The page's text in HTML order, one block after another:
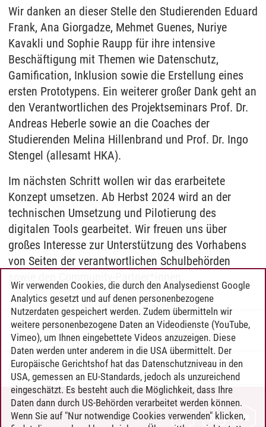
Wir danken an dieser Stelle den Studierenden Eduard
Frank, Ana Giorgadze, Mehmet Guenes, Nuriye
Kavakli und Sophie Raupp für ihre intensive
Beschäftigung mit Themen wie Datenschutz,
Gamification, Inklusion sowie die Erstellung eines
ersten Prototypens. Ein weiterer großer Dank geht an
den Verantwortlichen des Projektseminars Prof. Dr.
Andreas Heberle sowie an die Coaches der
Studierenden Melina Hillenbrand und Prof. Dr. Ingo
Stengel (allesamt HKA).
Im nächsten Schritt wollen wir das erarbeitete
Konzept umsetzen. Ab Herbst 2024 wird an der
technischen Umsetzung und Pilotierung des
digitalen Tools gearbeitet. Wir freuen uns über
großes Interesse zur Unterstützung des Vorhabens
von Seiten der verantwortlichen Schulbehörden
Lisa Katharina Hofmann/01.08.2024
KONTAKT
Wir verwenden Cookies, die durch den Analysedienst Google
Analytics gesetzt und auf denen personenbezogene
Nutzerdaten gespeichert werden. Zudem übermitteln wir
weitere personenbezogene Daten an Videodienste (YouTube,
Vimeo), um Ihnen eingebettete Videos anzuzeigen. Diese
Daten werden unter anderem in die USA übermittelt. Der
Europäische Gerichtshof hat das Datenschutzniveau in den
USA, gemessen an EU-Standards, jedoch als unzureichend
eingeschätzt. Es besteht auch die Möglichkeit, dass Ihre
Daten dann durch US-Behörden verarbeitet werden können.
Wenn Sie auf "Nur notwendige Cookies verwenden" klicken,